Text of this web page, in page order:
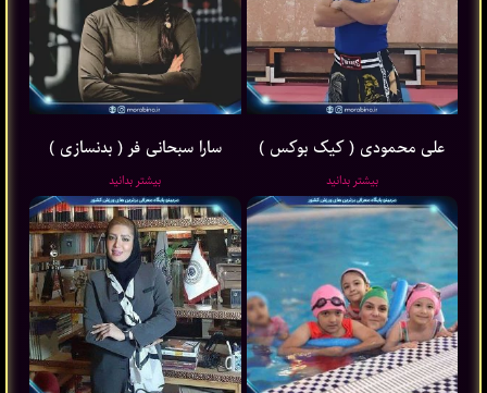
علی محمودی ( کیک بوکس )
بیشتر بدانید
سارا سبحانی فر ( بدنسازی )
بیشتر بدانید